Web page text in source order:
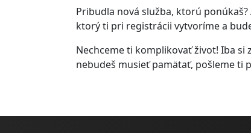
Pribudla nová služba, ktorú
ktorý ti pri registrácii vytvoríme a
Nechceme ti komplikovať život! Iba si
nebudeš musieť pamätať, pošleme ti